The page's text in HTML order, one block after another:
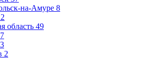
на-Амуре 8
2
область 49
3
2